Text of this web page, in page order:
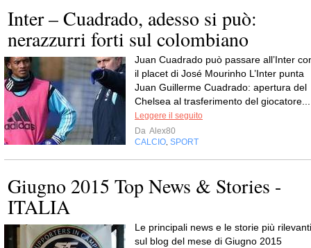
Inter – Cuadrado, adesso si può:
nerazzurri forti sul colombiano
Juan Cuadrado può passare all’Inter
il placet di José Mourinho L’Inter punta
Juan Guillerme Cuadrado: apertura del
Chelsea al trasferimento del
Leggere il seguito
Da Alex80
CALCIO SPORT
Giugno 2015 Top News & Stories -
ITALIA
Le principali news e le storie più rilevanti
sul blog del mese di Giugno 2015